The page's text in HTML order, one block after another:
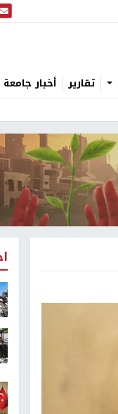
تقارير أخبار جامعة